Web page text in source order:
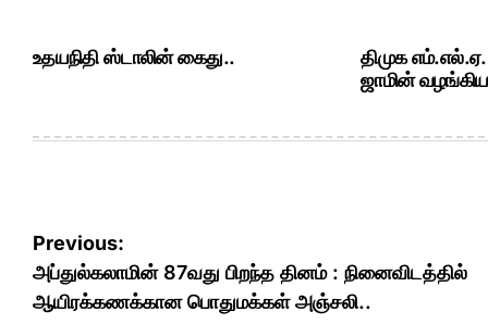
உதயநிதி ஸ்டாலின் கைது..
திமுக
ஜாமின்
Post
navigation
Previous:
அப்துல்கலாமின் 87வது பிறந்த தினம் : நினைவிடத்தில்
ஆயிரக்கணக்கான பொதுமக்கள் அஞ்சலி..